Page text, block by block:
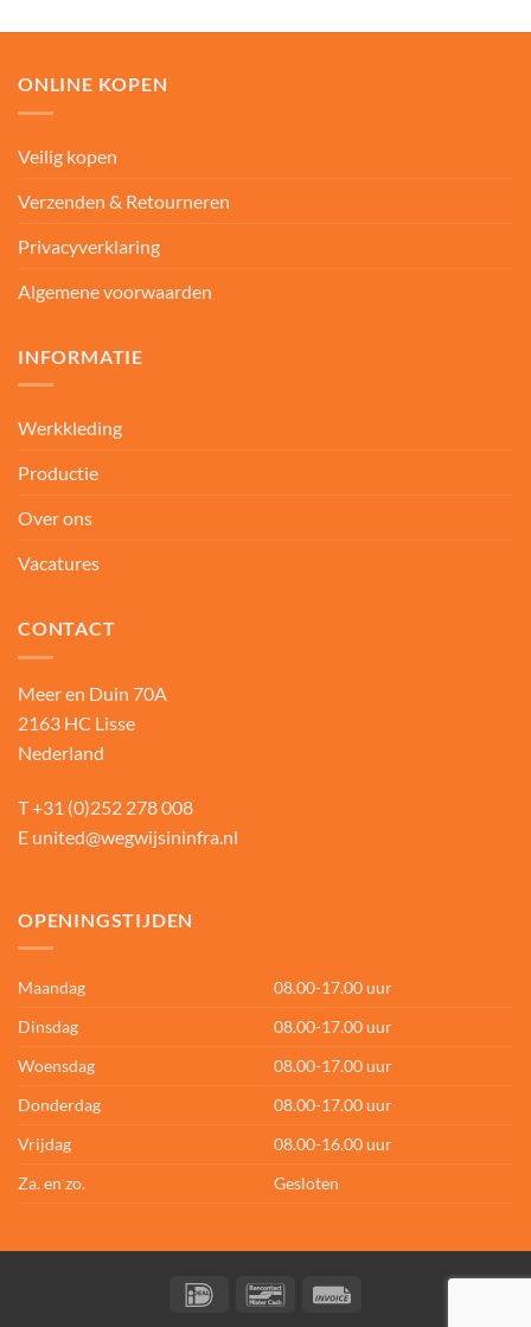
ONLINE KOPEN
Veilig kopen
Verzenden & Retourneren
Privacyverklaring
Algemene voorwaarden
INFORMATIE
Werkkleding
Productie
Over ons
Vacatures
CONTACT
Meer en Duin 70A
2163 HC Lisse
Nederland
T+31 (0)252 278 008
E united@wegwijsininfra.nl
OPENINGSTIJDEN
Maandag
08.00-17.00 uur
Dinsdag
08.00-17.00 uur
Woensdag
08.00-17.00 uur
Donderdag
08.00-17.00 uur
Vrijdag
08.00-16.00 uur
Za. en zo.
Gesloten
IDeal Bancontact